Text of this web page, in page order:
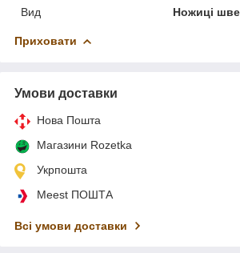
Вид
Ножиці
Приховати
Умови доставки
Нова Пошта
Магазини Rozetka
Укрпошта
Meest ПОШТА
Всі умови доставки